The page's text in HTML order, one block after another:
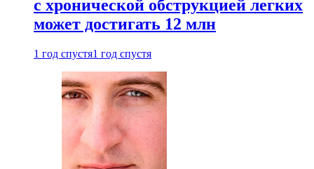
с хронической обструкцией легких
может достигать 12 млн
1 год спустя1 год спустя